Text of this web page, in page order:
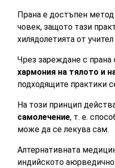
Прана е достъпен
човек, защото тази
хилядолетията от
Чрез зареждане с прана
хармония на тялото и
подходящите практики
На този принцип
самолечение, т. е.
може да се лекува сам.
Алтернативната
индийското